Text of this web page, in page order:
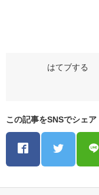
この記事をSNSでシェア